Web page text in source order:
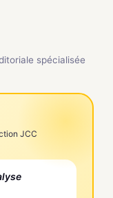
spécialisée
JCC